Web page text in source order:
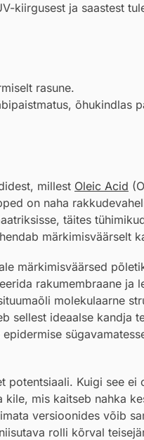
kiirgusest ja saastest
rasune.
õhukindlas
millest Oleic Acid
on naha
täites
märkimisväärselt
märkimisväärsed
rakumembraane ja
molekulaarne
sellest ideaalse kandja
potentsiaali. Kuigi see ei
mis kaitseb nahka
versioonides võib
rolli kõrval